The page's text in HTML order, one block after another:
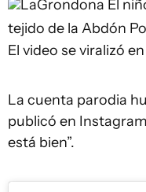
LaGrondona El
tejido de la Abdón
El video se viralizó
La cuenta parodia
publicó en
está bien”.